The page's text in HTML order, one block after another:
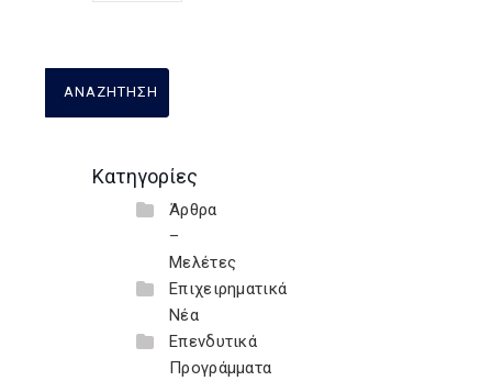
Κατηγορίες
Άρθρα
–
Μελέτες
Επιχειρηματικά
Νέα
Επενδυτικά
Προγράμματα